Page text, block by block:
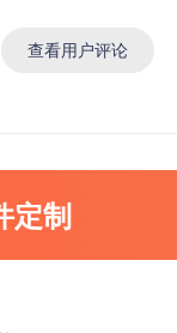
查看用户评论
定制